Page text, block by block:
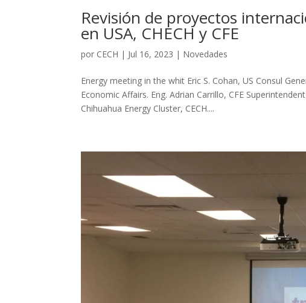
Revisión de proyectos
en USA, CHECH y CFE
por CECH | Jul 16, 2023 | Novedades
Energy meeting in the whit Eric S. Cohan, US Consul
Economic Affairs. Eng. Adrian Carrillo, CFE
Chihuahua Energy Cluster, CECH....